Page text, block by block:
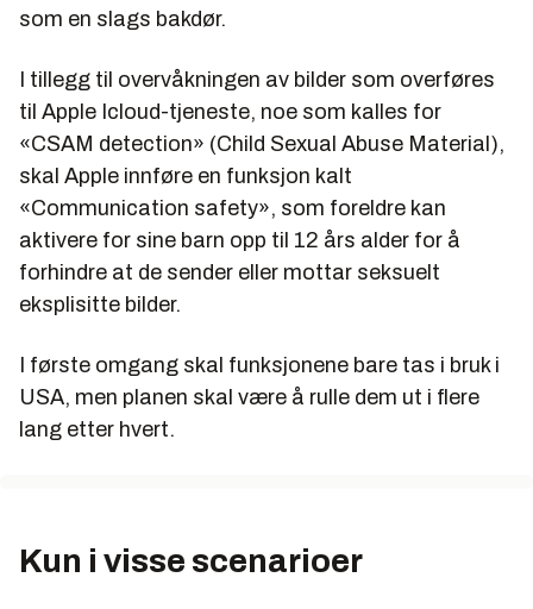
som en slags bakdør.
I tillegg til overvåkningen av bilder som overføres
til Apple Icloud-tjeneste, noe som kalles for
«CSAM detection» (Child Sexual Abuse Material),
skal Apple innføre en funksjon kalt
«Communication safety», som foreldre kan
aktivere for sine barn opp til 12 års alder for å
forhindre at de sender eller mottar seksuelt
eksplisitte bilder.
I første omgang skal funksjonene bare tas i bruk i
USA, men planen skal være å rulle dem ut i flere
lang etter hvert.
Kun i visse scenarioer